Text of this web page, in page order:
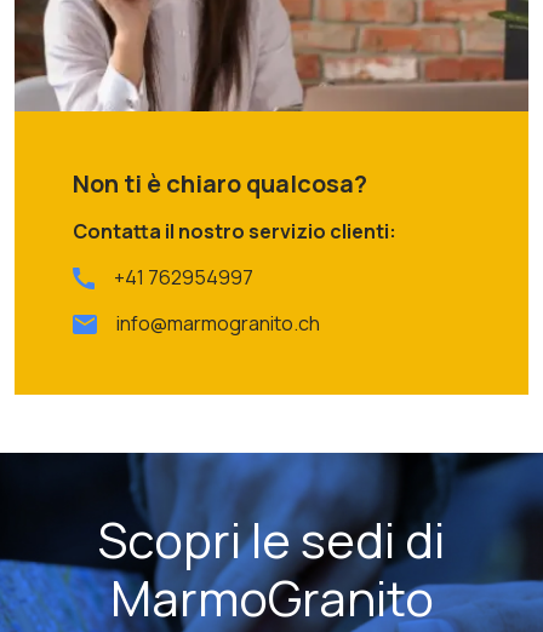
Non ti è chiaro qualcosa?
Contatta il nostro servizio clienti:
+41 762954997
info@marmogranito.ch
Scopri le sedi di
MarmoGranito